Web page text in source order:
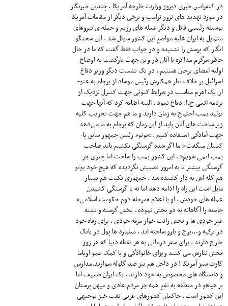
در کنفرانس خبری دیروز وزارت خارجه آمریکا ، چندین خبرنگار
در مورد تهدید های ترور ترامپ و برخی دیگر از مقامات آمریکا
بوسیله رئیسی قاتل و دیگر عمله های رژیم و حمله ی نیروهای
متمایل به ایران علیه مواضع این کشور سوال شد . این سخنگو
انگار که پرسش را نشنیده و در جواب فقط گفت که ما در حال
حاظر سرگرم مذاکره با آنان در وین جهت بازگشت به اوضاع
اولیه امضای برجان هستیم . در یک نشست دیگر وزیر دفاع
اسرائیل بر خلاف نظر همکارش رئیس موساد از برجام به عنو-
ان یک اهرم مناسب در شرایط کنونی جهت کنترل نزدیک از
برنامه اتمی ج.ا. دفاع نمود . البته اضافه کرد که آنها جهت
تولید بمب احتیاج به زمان دارند و ما هم جهت تخریب کلیه
زیر ساخت های آنان باید از این زمان که برجام به ما می‌دهد
جهت آمادگی استفاده کنیم . “بوتو” رئیس جمهور سابق پا-
کستان میگفت ” ما اگر شده گرسنگی بکشیم باید صاحب
بمب اتمی شویم” . این کشور بمب را ساخت اما چیزی جز
گرسنگی بیشتر تا به امروز نصیبش نگردیده که هیچ خود بوتو
هم کله اش به دار کشیده شد . جمهوری نکبت هم بسیار
مایل است این راه را ادامه دهد اما نه با گرسنگی کشیدن
عمله های خودش . او با اعلام “مرحله دوم حکومت اسلامی”
جامعه را آگاهانه به دو بخش نموده ، بخش گرسنه و تشنه
غیر خودی ها و بخش رانت خوار مرفه خودی . برای رفاه خود
در ترکیه و…برج و بارو ساخته اند . میلیارد ها پول در بانک
خارج دارند . برای سفر درمانی به هر نقطه دنیا که هر روز
فحش نثارش می کنند ویزای خانوادگی و با کمک عمو اوباما
کارت سبز آمریکا ! در داخل هم بنز ضد گلوله سوارند.مدارس
و دانشگاه های مخصوص به خود دارند . یک ایران ضعیف اما
پر هیاهو در منطقه به نفع همه جز مردم عادی و میهن پرستان
این کشور است . حاکمان کشورهای عربی نفت خیز توجیهی